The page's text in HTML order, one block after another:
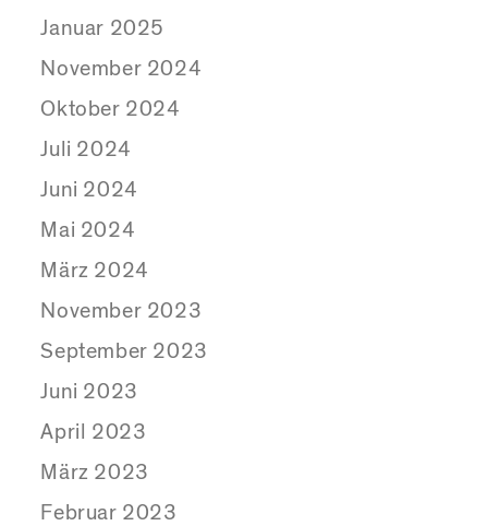
Januar 2025
November 2024
Oktober 2024
Juli 2024
Juni 2024
Mai 2024
März 2024
November 2023
September 2023
Juni 2023
April 2023
März 2023
Februar 2023